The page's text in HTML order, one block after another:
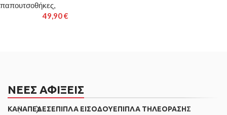
παπουτσοθήκες,
49,90€
ΝΕΕΣ ΑΦΙΞΕΙΣ
ΚΑΝΑΠΕΔΕΣΕΠΙΠΛΑ ΕΙΣΟΔΟΥΕΠΙΠΛΑ ΤΗΛΕΟΡΑΣΗΣ